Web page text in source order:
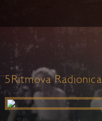
5Ritmova Radionica